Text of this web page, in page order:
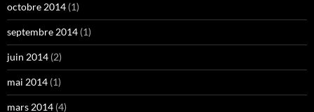
octobre 2014 (1)
septembre 2014 (1)
juin 2014 (2)
mai 2014 (1)
mars 2014 (4)